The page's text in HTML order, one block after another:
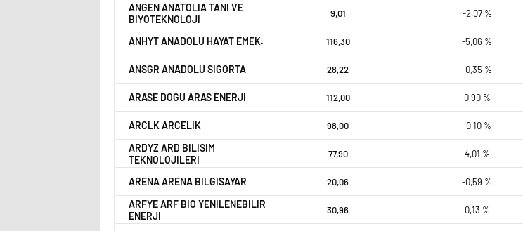
ANGEN ANATOLIA TANI VE
BIYOTEKNOLOJI
9,01 -2,07 %
ANHYT ANADOLU HAYAT EMEK. 116,30 -5,06 %
ANSGR ANADOLU SIGORTA 28,22 -0,35 %
ARASE DOGU ARAS ENERJI 112,00 0,90 %
ARCLK ARCELIK 98,00 -0,10 %
ARDYZ ARD BILISIM
TEKNOLOJILERI
77,90 4,01 %
ARENA ARENA BILGISAYAR 20,06 -0,59 %
ARFYE ARF BIO YENILENEBILIR
ENERJI
30,96 0,13 %